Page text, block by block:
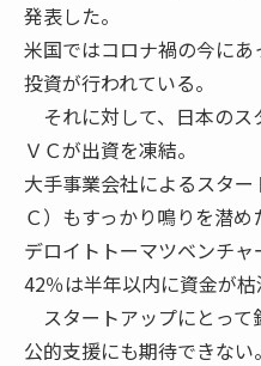
発表した。
米国ではコロナ禍の今に
投資が行われている。
それに対して、日本のス
ＶＣが出資を凍結。
大手事業会社によるスタ
Ｃ）もすっかり鳴りを潜め
デロイトトーマツベンチ
42％は半年以内に資金が枯
スタートアップにとって
公的支援にも期待できない。